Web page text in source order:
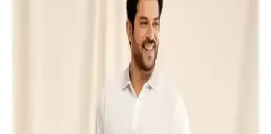
Mevsim geçişlerinde şık ve fonksiyonel erkek rüzgarlık ve
yağmurluk seçenekleri, malzeme, tasarım ve kullanım alanlarıyla
hava koşullarına uygun giyim ipuçlarını sunuyor.
Bigart Ekose Astar Detaylı Erkek Pardesü ve
Trençkot Siyah - Şık ve Dayanıklı Kış Kıyafeti
Bigart'in ekose astarlı erkek pardesü ve trençkot modeli, siyah
rengin sadeliği ve dayanıklı kumaşıyla hem şıklık hem de